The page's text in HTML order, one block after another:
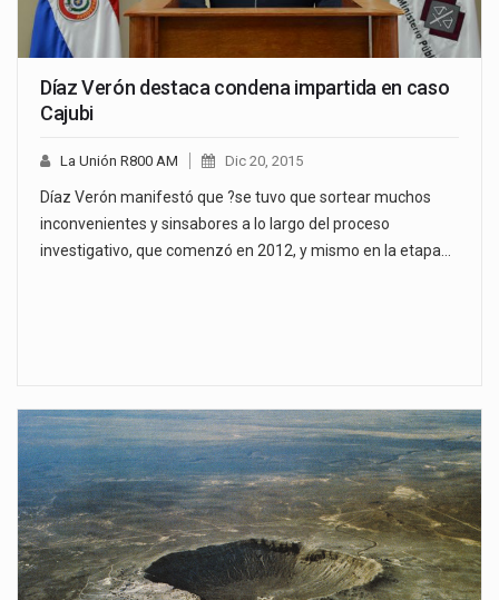
Díaz Verón destaca condena impartida en caso
Cajubi
La Unión R800 AM Dic 20, 2015
Díaz Verón manifestó que ?se tuvo que sortear muchos
inconvenientes y sinsabores a lo largo del proceso
investigativo, que comenzó en 2012, y mismo en la etapa…